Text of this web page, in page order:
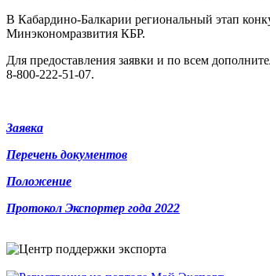
В Кабардино-Балкарии региональный этап
Минэкономразвития КБР.
Для предоставления заявки и по всем
8-800-222-51-07.
Заявка
Перечень документов
Положение
Протокол Экспортер года 2022